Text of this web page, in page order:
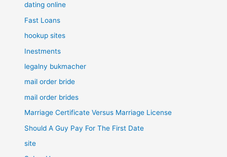
dating online
Fast Loans
hookup sites
Inestments
legalny bukmacher
mail order bride
mail order brides
Marriage Certificate Versus Marriage License
Should A Guy Pay For The First Date
site